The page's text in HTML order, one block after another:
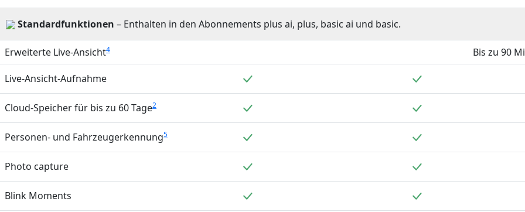
Standardfunktionen – Enthalten in den Abonnements plus ai, plus, basic ai und basic.
Erweiterte Live-Ansicht4 Bis zu 90
Live-Ansicht-Aufnahme
Cloud-Speicher für bis zu 60 Tage2
Personen- und Fahrzeugerkennung5
Photo capture
Blink Moments